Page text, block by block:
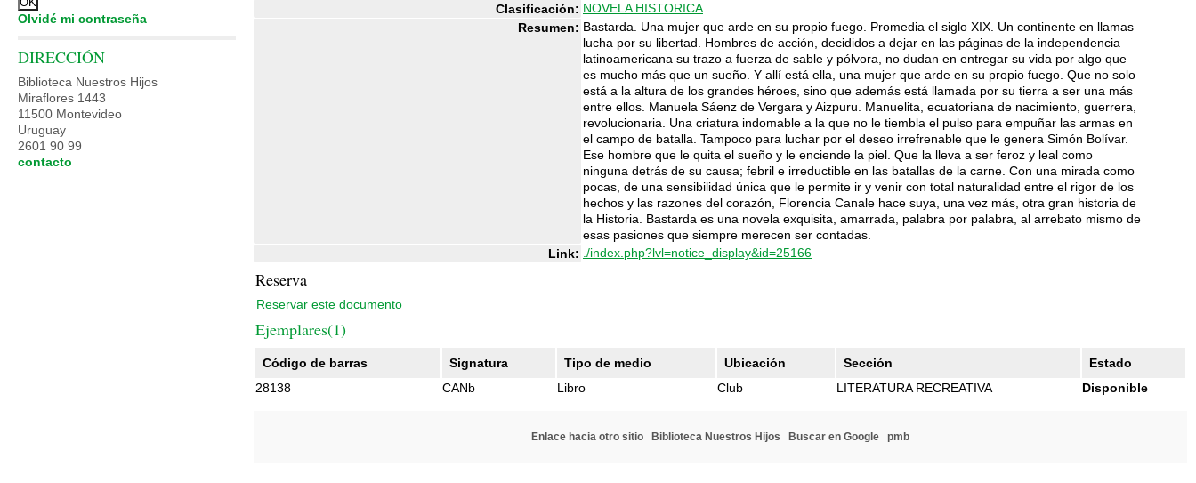
Clasificación: NOVELA HISTORICA
Resumen: Bastarda. Una mujer que arde en su propio fuego. Promedia el siglo XIX. Un continente en llamas
lucha por su libertad. Hombres de acción, decididos a dejar en las páginas de la independencia
latinoamericana su trazo a fuerza de sable y pólvora, no dudan en entregar su vida por algo que
es mucho más que un sueño. Y allí está ella, una mujer que arde en su propio fuego. Que no solo
está a la altura de los grandes héroes, sino que además está llamada por su tierra a ser una más
entre ellos. Manuela Sáenz de Vergara y Aizpuru. Manuelita, ecuatoriana de nacimiento, guerrera,
revolucionaria. Una criatura indomable a la que no le tiembla el pulso para empuñar las armas en
el campo de batalla. Tampoco para luchar por el deseo irrefrenable que le genera Simón Bolívar.
Ese hombre que le quita el sueño y le enciende la piel. Que la lleva a ser feroz y leal como
ninguna detrás de su causa; febril e irreductible en las batallas de la carne. Con una mirada como
pocas, de una sensibilidad única que le permite ir y venir con total naturalidad entre el rigor de los
hechos y las razones del corazón, Florencia Canale hace suya, una vez más, otra gran historia de
la Historia. Bastarda es una novela exquisita, amarrada, palabra por palabra, al arrebato mismo de
esas pasiones que siempre merecen ser contadas.
Link: ./index.php?lvl=notice_display&id=25166
Reserva
Reservar este documento
Ejemplares(1)
Código de barras Signatura Tipo de medio Ubicación Sección
Estado
28138
CANb Libro Club LITERATURA RECREATIVA Disponible
Enlace hacia otro sitio Biblioteca Nuestros Hijos Buscar en Google pmb
Olvidé mi contraseña
DIRECCIÓN
Biblioteca Nuestros Hijos
Miraflores 1443
11500 Montevideo
Uruguay
2601 90 99
contacto